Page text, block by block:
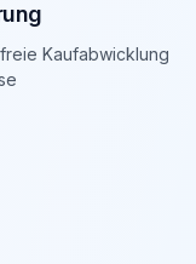
Kaufabwicklung